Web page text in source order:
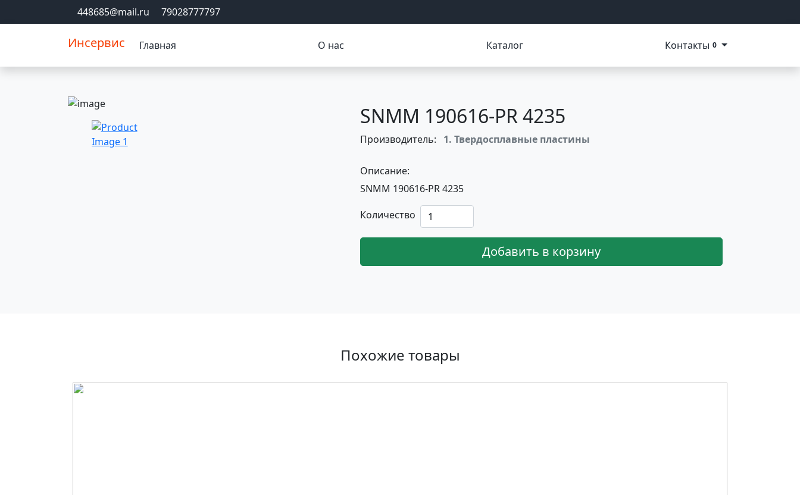
448685@mail.ru 79028777797
Инсервис Главная О нас Каталог Контакты 0
SNMM 190616-PR 4235
Производитель: 1. Твердосплавные пластины
Описание:
SNMM 190616-PR 4235
Количество
Добавить в корзину
Похожие товары